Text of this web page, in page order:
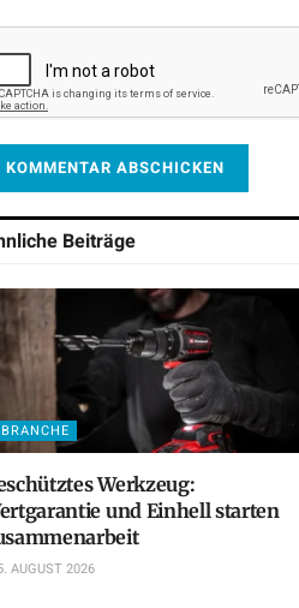
Beiträge
BRANCHE
Werkzeug:
und Einhell starten
AUGUST 2026